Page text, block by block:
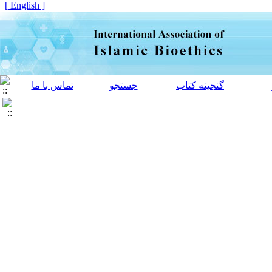
[ English ]
گنجینه کتاب جستجو تماس با ما